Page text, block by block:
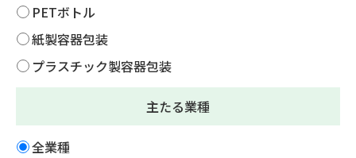
PETボトル
紙製容器包装
プラスチック製容器包装
主たる業種
全業種